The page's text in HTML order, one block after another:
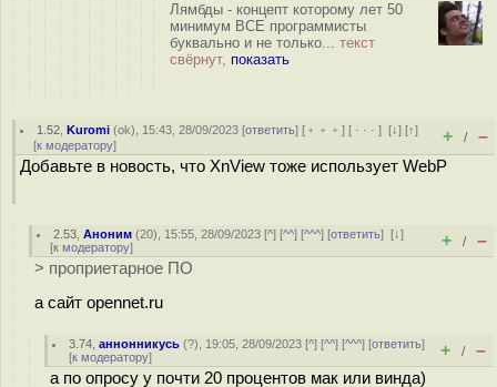
Лямбды - концепт которому лет 50
минимум ВСЕ программисты
буквально и не только... текст
свёрнут, показать
1.52 ,Kuromi (ok), 15:43, 28/09/2023 [ответить] [ ﹢﹢﹢] [ · · ·][↓] [↑]
[к модератору] + / –
Добавьте в новость, что XnView тоже использует WebP
2.53 ,Аноним (20), 15:55, 28/09/2023 [^] [^^] [^^^] [ответить][↓]
[к модератору] + / –
> проприетарное ПО
а сайт opennet.ru
3.74 ,аннонникусь (?), 19:05, 28/09/2023 [^] [^^] [^^^] [ответить]
[к модератору] + / –
а по опросу у почти 20 процентов мак или винда)